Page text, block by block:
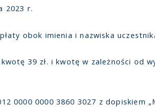
2023 r.
obok imienia i nazwiska
39 zł. i kwotę w zależności od
0000 0000 3860 3027 z dopiskiem